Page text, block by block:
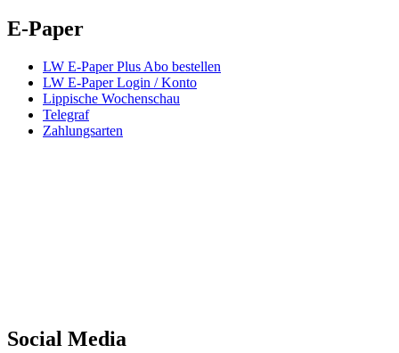
E-Paper
LW E-Paper Plus Abo bestellen
LW E-Paper Login / Konto
Lippische Wochenschau
Telegraf
Zahlungsarten
Social Media